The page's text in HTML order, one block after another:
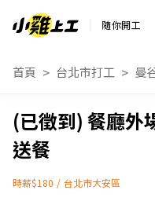
隨你開工
首頁 台北市打工 曼
餐廳外
送餐
時薪$180 / 台北市大安區